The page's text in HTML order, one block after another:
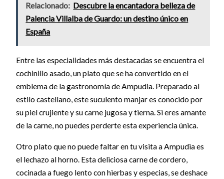
Relacionado: Descubre la encantadora belleza de
Palencia Villalba de Guardo: un destino único en
España
Entre las especialidades más destacadas se encuentra el
cochinillo asado, un plato que se ha convertido en el
emblema de la gastronomía de Ampudia. Preparado al
estilo castellano, este suculento manjar es conocido por
su piel crujiente y su carne jugosa y tierna. Si eres amante
de la carne, no puedes perderte esta experiencia única.
Otro plato que no puede faltar en tu visita a Ampudia es
el lechazo al horno. Esta deliciosa carne de cordero,
cocinada a fuego lento con hierbas y especias, se deshace